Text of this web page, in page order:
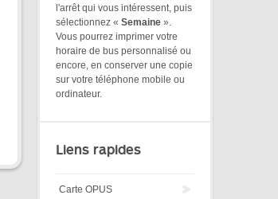
l'arrêt qui vous intéressent, puis
sélectionnez « Semaine ».
Vous pourrez imprimer votre
horaire de bus personnalisé ou
encore, en conserver une copie
sur votre téléphone mobile ou
ordinateur.
Liens rapides
Carte OPUS